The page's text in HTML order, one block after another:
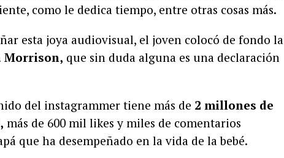
como le dedica tiempo, entre otras cosas más.
esta joya audiovisual, el joven colocó de fondo la
Morrison, que sin duda alguna es una declaración
del instagrammer tiene más de 2 millones de
más de 600 mil likes y miles de comentarios
que ha desempeñado en la vida de la bebé.